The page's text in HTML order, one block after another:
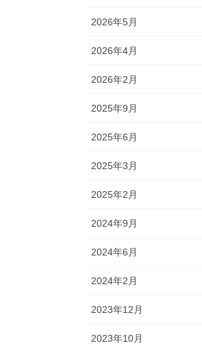
2026年5月
2026年4月
2026年2月
2025年9月
2025年6月
2025年3月
2025年2月
2024年9月
2024年6月
2024年2月
2023年12月
2023年10月